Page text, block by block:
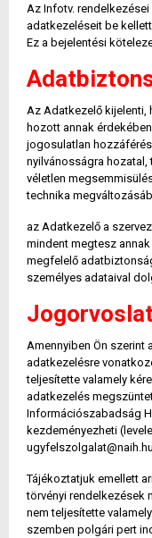
Az Infotv.
adatkezeléseit be
Ez a bejelentési
Az Adatkezelő
hozott annak
jogosulatlan
nyilvánosságra hozatal,
véletlen
technika
az Adatkezelő a
mindent megtesz
megfelelő
személyes adataival
Amennyiben Ön szerint
adatkezelésre
teljesítette valamely
adatkezelés
Információszabadság
kezdeményezheti
Tájékoztatjuk emellett
törvényi rendelkezések
nem teljesítette
szemben polgári pert